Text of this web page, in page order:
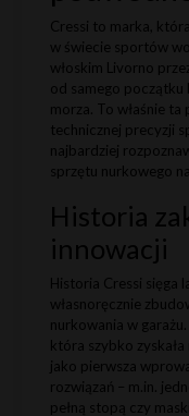
Cressi to marka,
w świecie sportów
włoskim Livorno
od samego początku
morza. To właśnie
technicznej precyzji
najbardziej
sprzętu nurkowego
Historia
innowacji
Historia Cressi sięga
własnoręcznie
nurkowania w
która szybko
jako pierwsza
rozwiązań – m.in.
pełną stopą czy